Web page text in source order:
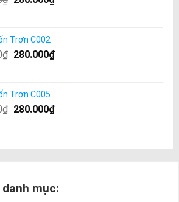
Trơn C002
₫ 280.000₫
Trơn C005
₫ 280.000₫
mục: